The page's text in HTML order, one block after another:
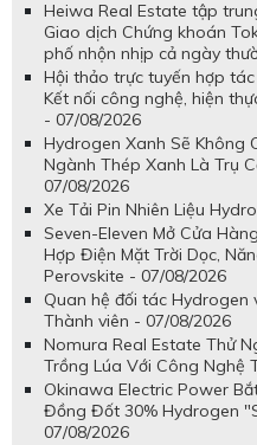
Heiwa Real Estate tập
Giao dịch Chứng khoán
phố nhộn nhịp cả ngày
Hội thảo trực tuyến hợp
Kết nối công nghệ, hiện
- 07/08/2026
Hydrogen Xanh Sẽ Không
Ngành Thép Xanh Là Trụ
07/08/2026
Xe Tải Pin Nhiên Liệu
Seven-Eleven Mở Cửa
Hợp Điện Mặt Trời Dọc,
Perovskite - 07/08/2026
Quan hệ đối tác Hydrogen
Thành viên - 07/08/2026
Nomura Real Estate Thử
Trồng Lúa Với Công Nghệ
Okinawa Electric Power
Đồng Đốt 30% Hydrogen
07/08/2026